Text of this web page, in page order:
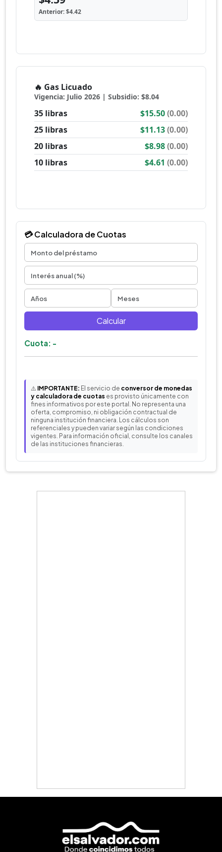
💳 Calculadora de Cuotas
Calcular
Cuota: -
⚠️ IMPORTANTE: El servicio de conversor de monedas
y calculadora de cuotas es provisto únicamente con
fines informativos por este portal. No representa una
oferta, compromiso, ni obligación contractual de
ninguna institución financiera. Los cálculos son
referenciales y pueden variar según las condiciones
vigentes. Para información oficial, consulte los canales
de las instituciones financieras.